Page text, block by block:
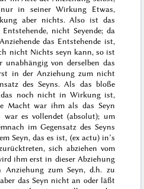
in seiner Wirkung Etwas,
aber nichts. Also ist das
Entstehende, nicht Seyende; da
das Entstehende ist,
nicht Nichts seyn kann, so ist
unabhängig von derselben das
in der Anziehung zum nicht
des Seyns. Als das bloße
noch nicht in Wirkung ist,
Macht war ihm als das Seyn
war es vollendet (absolut); um
im Gegensatz des Seyns
Seyn, das es ist, (ex actu) in’s
sich abziehen vom
ihm erst in dieser Abziehung
Anziehung zumSeyn, d.h. zu
das Seyn nicht an oder läßt